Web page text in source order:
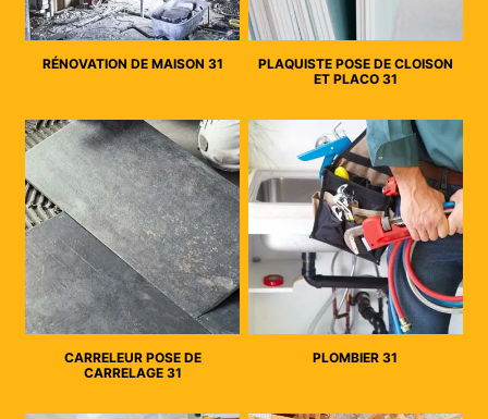
RÉNOVATION DE MAISON 31
PLAQUISTE POSE DE CLOISON
ET PLACO 31
CARRELEUR POSE DE
CARRELAGE 31
PLOMBIER 31